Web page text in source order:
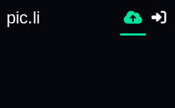
pic.li